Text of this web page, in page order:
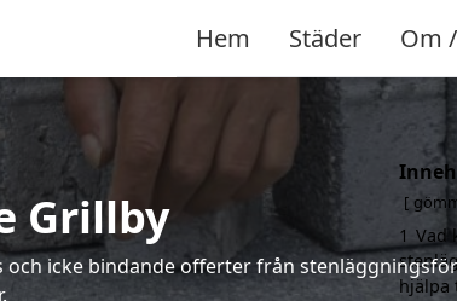
Hem Städer Om
Grillby
icke bindande offerter från
1 Vad
hjälpa